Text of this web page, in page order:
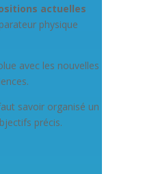
actuelles
physique
avec les nouvelles
savoir organisé un
précis.